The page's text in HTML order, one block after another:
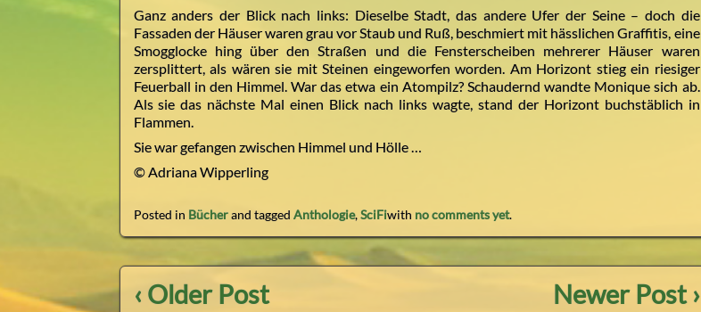
Ganz anders der Blick nach links: Dieselbe Stadt, das andere Ufer der Seine – doch die
Fassaden der Häuser waren grau vor Staub und Ruß, beschmiert mit hässlichen Graffitis, eine
Smogglocke hing über den Straßen und die Fensterscheiben mehrerer Häuser waren
zersplittert, als wären sie mit Steinen eingeworfen worden. Am Horizont stieg ein riesiger
Feuerball in den Himmel. War das etwa ein Atompilz? Schaudernd wandte Monique sich ab.
Als sie das nächste Mal einen Blick nach links wagte, stand der Horizont buchstäblich in
Flammen.
Sie war gefangen zwischen Himmel und Hölle …
© Adriana Wipperling
Posted in Bücherand tagged Anthologie,SciFiwith no comments yet.
‹ Older Post Newer Post ›